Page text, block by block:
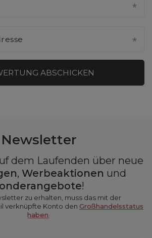
ABSCHICKEN
Newsletter
dem Laufenden über neue
, Werbeaktionen und
!
zu erhalten, muss das mit der
verknüpfte Konto den Großhandelsstatus
haben.